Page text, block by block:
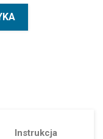
Instrukcja